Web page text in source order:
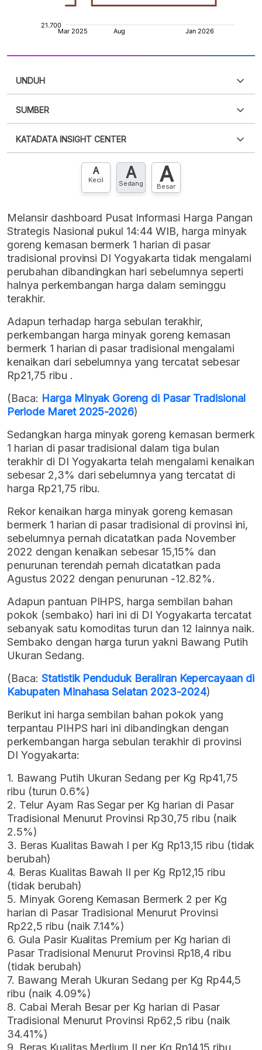
UNDUH
XLS
SUMBER
punya akun?Silakan Daftar sekarang
KATADATA INSIGHT CENTER
Hubungi sekarang »
A
Kecil A
Sedang A
Besar
Melansir dashboard Pusat Informasi Harga Pangan
Strategis Nasional pukul 14:44 WIB, harga minyak
goreng kemasan bermerk 1 harian di pasar
tradisional provinsi DI Yogyakarta tidak mengalami
perubahan dibandingkan hari sebelumnya seperti
halnya perkembangan harga dalam seminggu
terakhir.
Adapun terhadap harga sebulan terakhir,
perkembangan harga minyak goreng kemasan
bermerk 1 harian di pasar tradisional mengalami
kenaikan dari sebelumnya yang tercatat sebesar
Rp21,75 ribu .
(Baca: Harga Minyak Goreng di Pasar Tradisional
Periode Maret 2025-2026)
Sedangkan harga minyak goreng kemasan bermerk
1 harian di pasar tradisional dalam tiga bulan
terakhir di DI Yogyakarta telah mengalami kenaikan
sebesar 2,3% dari sebelumnya yang tercatat di
harga Rp21,75 ribu.
Rekor kenaikan harga minyak goreng kemasan
bermerk 1 harian di pasar tradisional di provinsi ini,
sebelumnya pernah dicatatkan pada November
2022 dengan kenaikan sebesar 15,15% dan
penurunan terendah pernah dicatatkan pada
Agustus 2022 dengan penurunan -12.82%.
Adapun pantuan PIHPS, harga sembilan bahan
pokok (sembako) hari ini di DI Yogyakarta tercatat
sebanyak satu komoditas turun dan 12 lainnya naik.
Sembako dengan harga turun yakni Bawang Putih
Ukuran Sedang.
(Baca: Statistik Penduduk Beraliran Kepercayaan di
Kabupaten Minahasa Selatan 2023-2024)
Berikut ini harga sembilan bahan pokok yang
terpantau PIHPS hari ini dibandingkan dengan
perkembangan harga sebulan terakhir di provinsi
DI Yogyakarta:
1. Bawang Putih Ukuran Sedang per Kg Rp41,75
ribu (turun 0.6%)
2. Telur Ayam Ras Segar per Kg harian di Pasar
Tradisional Menurut Provinsi Rp30,75 ribu (naik
2.5%)
3. Beras Kualitas Bawah I per Kg Rp13,15 ribu (tidak
berubah)
4. Beras Kualitas Bawah II per Kg Rp12,15 ribu
(tidak berubah)
5. Minyak Goreng Kemasan Bermerk 2 per Kg
harian di Pasar Tradisional Menurut Provinsi
Rp22,5 ribu (naik 7.14%)
6. Gula Pasir Kualitas Premium per Kg harian di
Pasar Tradisional Menurut Provinsi Rp18,4 ribu
(tidak berubah)
7. Bawang Merah Ukuran Sedang per Kg Rp44,5
ribu (naik 4.09%)
8. Cabai Merah Besar per Kg harian di Pasar
Tradisional Menurut Provinsi Rp62,5 ribu (naik
34.41%)
9. Beras Kualitas Medium II per Kg Rp14,15 ribu